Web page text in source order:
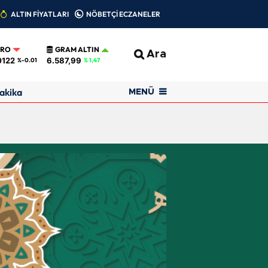
ALTIN FİYATLARI NÖBETÇİ ECZANELER
%-0.01
GRAM ALTIN
6.587,99 % 1,47 Ara
MENÜ